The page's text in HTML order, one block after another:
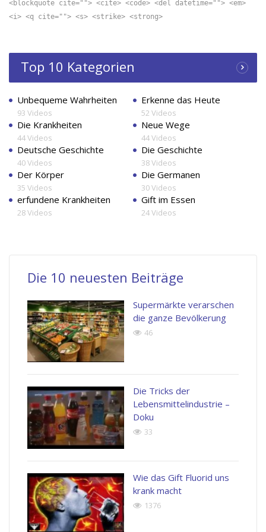
<blockquote cite=""> <cite> <code> <del datetime=""> <em>
<i> <q cite=""> <s> <strike> <strong>
Top 10 Kategorien
Unbequeme Wahrheiten
93 Videos
Erkenne das Heute
52 Videos
Die Krankheiten
44 Videos
Neue Wege
44 Videos
Deutsche Geschichte
40 Videos
Die Geschichte
38 Videos
Der Körper
35 Videos
Die Germanen
30 Videos
erfundene Krankheiten
28 Videos
Gift im Essen
24 Videos
Die 10 neuesten Beiträge
Supermärkte verarschen
die ganze Bevölkerung
46
Die Tricks der
Lebensmittelindustrie –
Doku
33
Wie das Gift Fluorid uns
krank macht
1376